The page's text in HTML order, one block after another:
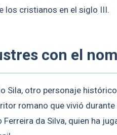
los cristianos en el siglo III.
con el
Sila, otro personaje
romano que vivió
da Silva, quien ha